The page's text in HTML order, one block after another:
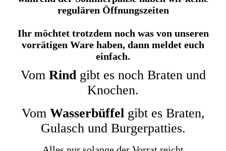
regulären Öffnungszeiten
Ihr möchtet trotzdem noch was von unseren
vorrätigen Ware haben, dann meldet euch
einfach.
Vom Rind gibt es noch Braten und
Knochen.
Vom Wasserbüffel gibt es Braten,
Gulasch und Burgerpatties.